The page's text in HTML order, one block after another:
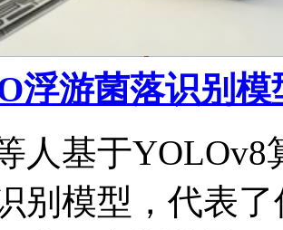
浮游菌落识别模
人基于
别模型，代表